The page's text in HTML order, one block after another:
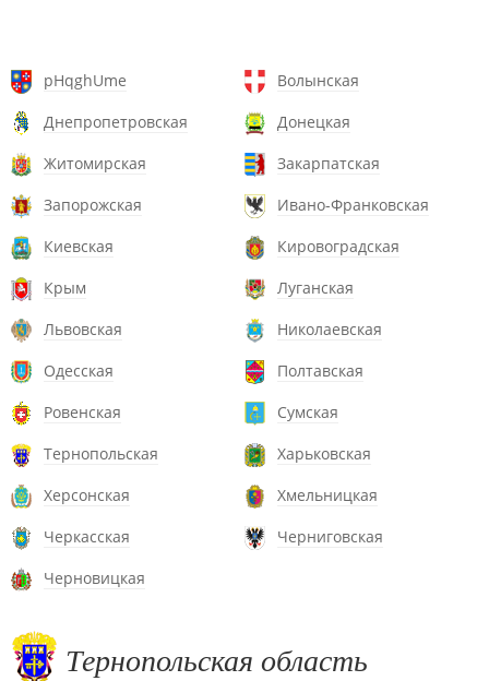
pHqghUme
Волынская
Днепропетровская
Донецкая
Житомирская
Закарпатская
Запорожская
Ивано-Франковская
Киевская
Кировоградская
Крым
Луганская
Львовская
Николаевская
Одесская
Полтавская
Ровенская
Сумская
Тернопольская
Харьковская
Херсонская
Хмельницкая
Черкасская
Черниговская
Черновицкая
Тернопольская область